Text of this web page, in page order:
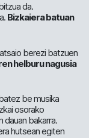
da.
Bizkaiera batuan
berezi batzuen
helburu nagusia
be musika
osorako
dauan bakarra.
hutsean egiten